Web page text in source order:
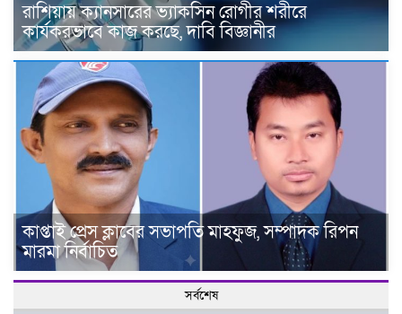
রাশিয়ায় ক্যানসারের ভ্যাকসিন রোগীর শরীরে
কার্যকরভাবে কাজ করছে, দাবি বিজ্ঞানীর
কাপ্তাই প্রেস ক্লাবের সভাপতি মাহফুজ, সম্পাদক রিপন
মারমা নির্বাচিত
সর্বশেষ